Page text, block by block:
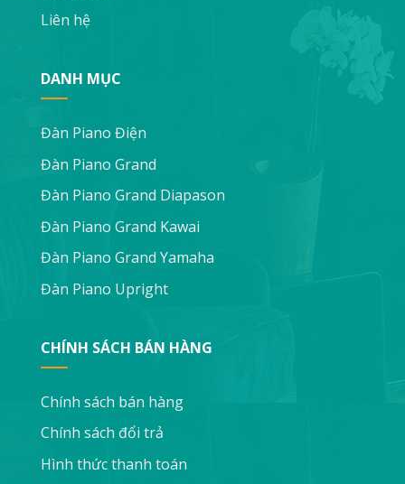
Liên hệ
DANH MỤC
Đàn Piano Điện
Đàn Piano Grand
Đàn Piano Grand Diapason
Đàn Piano Grand Kawai
Đàn Piano Grand Yamaha
Đàn Piano Upright
CHÍNH SÁCH BÁN HÀNG
Chính sách bán hàng
Chính sách đổi trả
Hình thức thanh toán